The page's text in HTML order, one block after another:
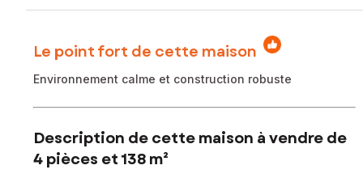
Le point fort de cette maison
Environnement calme et construction robuste
Description de cette maison à vendre de
4 pièces et 138 m²